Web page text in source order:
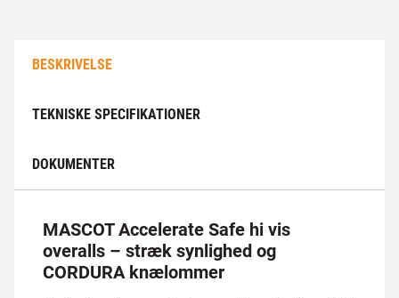
BESKRIVELSE
TEKNISKE SPECIFIKATIONER
DOKUMENTER
MASCOT Accelerate Safe hi vis
overalls – stræk synlighed og
CORDURA knælommer